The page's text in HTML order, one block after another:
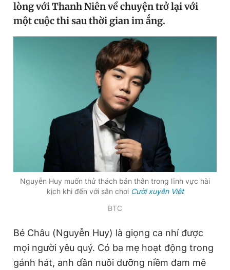
Video Magazine
Bạn cần biết
Thông tin tòa soạn Liên hệ quảng cáo
Đọc Thanh Niên trên điện thoại
Theo dõi báo trên
lòng với Thanh Niên về chuyện trở lại với
một cuộc thi sau thời gian im ắng.
Nguyễn Huy muốn thử thách bản thân trong lĩnh vực hài
kịch khi đến với sân chơi Cười xuyên Việt
BTC
Bé Châu (Nguyễn Huy) là giọng ca nhí được
mọi người yêu quý. Có ba mẹ hoạt động trong
gánh hát, anh dần nuôi dưỡng niềm đam mê